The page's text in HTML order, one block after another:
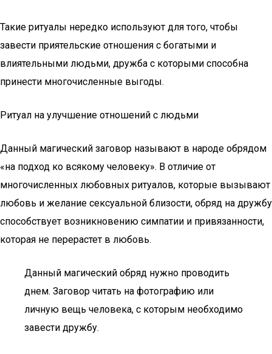
Такие ритуалы нередко используют для того, чтобы
завести приятельские отношения с богатыми и
влиятельными людьми, дружба с которыми способна
принести многочисленные выгоды.
Ритуал на улучшение отношений с людьми
Данный магический заговор называют в народе обрядом
«на подход ко всякому человеку». В отличие от
многочисленных любовных ритуалов, которые вызывают
любовь и желание сексуальной близости, обряд на дружбу
способствует возникновению симпатии и привязанности,
которая не перерастет в любовь.
Данный магический обряд нужно проводить
днем. Заговор читать на фотографию или
личную вещь человека, с которым необходимо
завести дружбу.